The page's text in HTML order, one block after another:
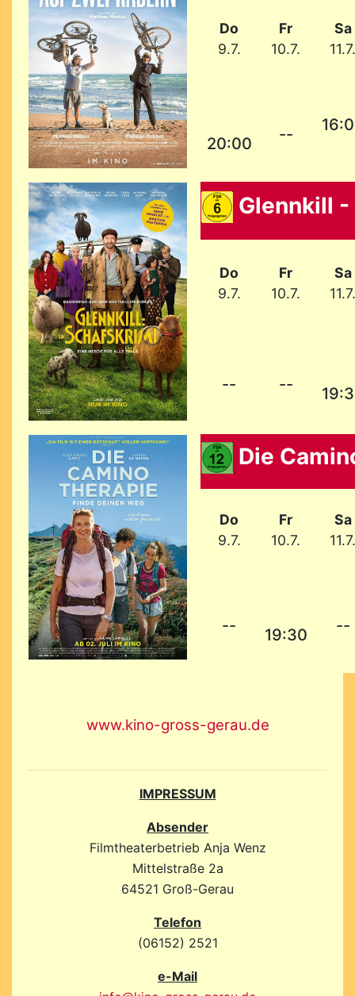
Do
9.7.
Fr
10.7.
Sa
11.7.
20:00 --
Glennkill
Do
9.7.
Fr
10.7.
Sa
11.7.
-- --
Die
Do
9.7.
Fr
10.7.
Sa
11.7.
-- 19:30 --
www.kino-gross-gerau.de
IMPRESSUM
Absender
Filmtheaterbetrieb Anja Wenz
Mittelstraße 2a
64521 Groß-Gerau
Telefon
(06152) 2521
e-Mail